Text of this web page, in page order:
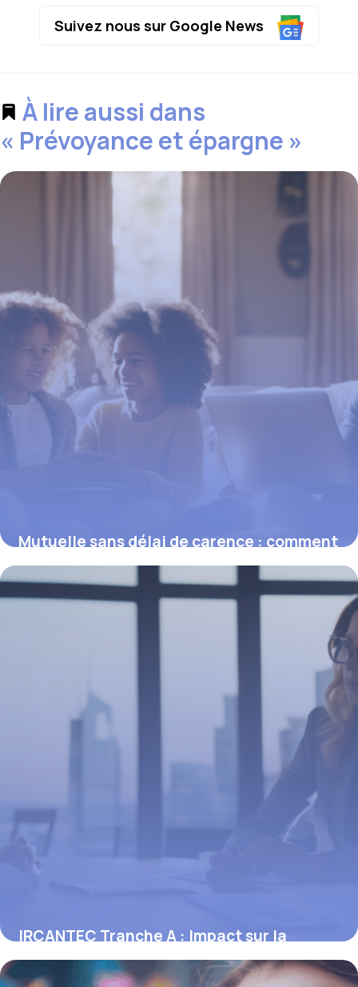
Suivez nous sur Google News
À lire aussi dans
« Prévoyance et épargne »
Mutuelle sans délai de carence : comment
profiter dès l’activation
IRCANTEC Tranche A : Impact sur la
Prévoyance Cadre